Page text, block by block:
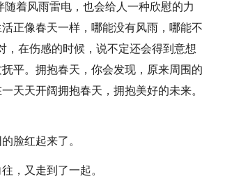
着风雨雷电，也会给人一种欣慰的力
正像春天一样，哪能没有风雨，哪能不
，在伤感的时候，说不定还会得到意想
平。拥抱春天，你会发现，原来周围的
天天开阔拥抱春天，拥抱美好的未来。
脸红起来了。
，又走到了一起。